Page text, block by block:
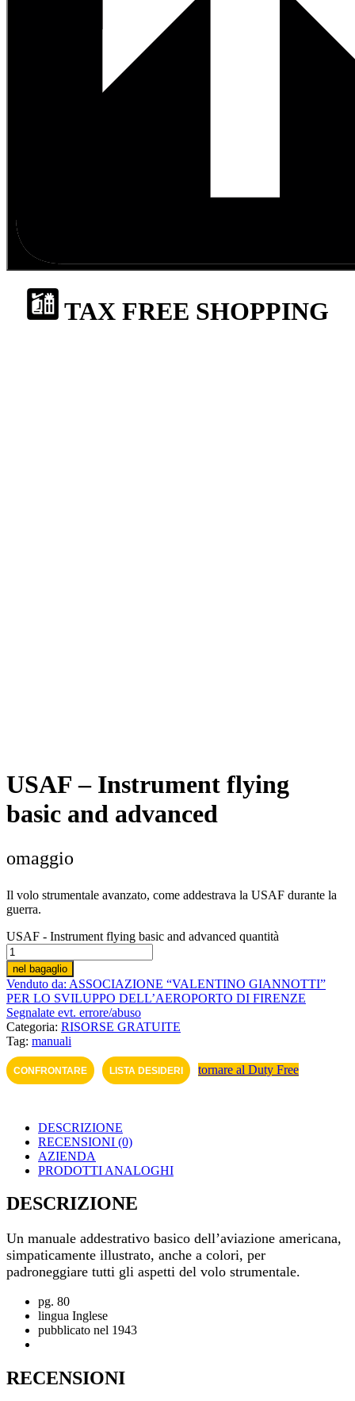
TAX FREE SHOPPING
USAF – Instrument flying
basic and advanced
omaggio
Il volo strumentale avanzato, come addestrava la USAF durante la
guerra.
USAF - Instrument flying basic and advanced quantità
nel bagaglio
Venduto da: ASSOCIAZIONE “VALENTINO GIANNOTTI”
PER LO SVILUPPO DELL’AEROPORTO DI FI­RENZE
Segnalate evt. errore/abuso
Categoria: RISORSE GRATUITE
Tag: manuali
CONFRONTARE LISTA DESIDERI tornare al Duty Free
DESCRIZIONE
RECENSIONI (0)
AZIENDA
PRODOTTI ANALOGHI
DESCRIZIONE
Un manuale addestrativo basico dell’aviazione americana,
simpaticamente illustrato, anche a colori, per
padroneggiare tutti gli aspetti del volo strumentale.
pg. 80
lingua Inglese
pubblicato nel 1943
RECENSIONI